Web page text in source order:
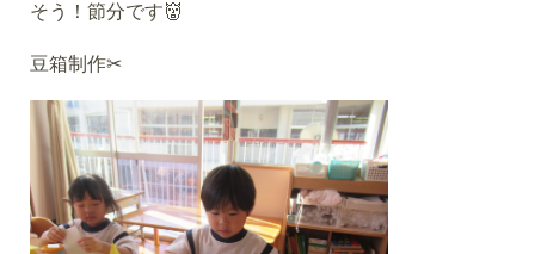
そう！節分です👹
豆箱制作✂